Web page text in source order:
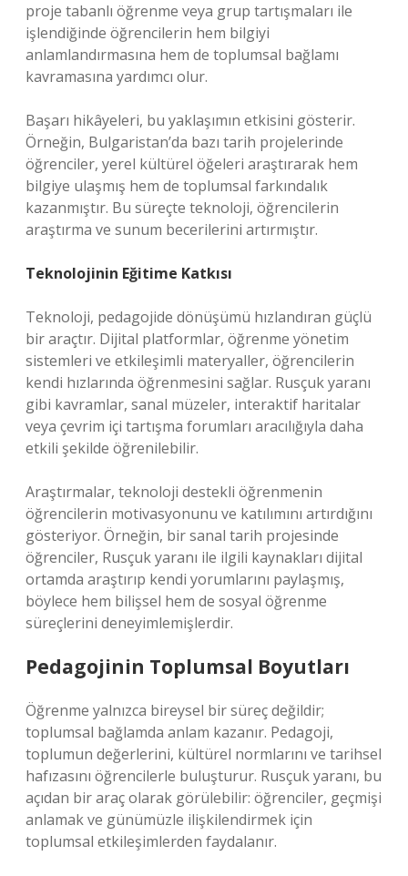
proje tabanlı öğrenme veya grup tartışmaları ile
işlendiğinde öğrencilerin hem bilgiyi
anlamlandırmasına hem de toplumsal bağlamı
kavramasına yardımcı olur.
Başarı hikâyeleri, bu yaklaşımın etkisini gösterir.
Örneğin, Bulgaristan’da bazı tarih projelerinde
öğrenciler, yerel kültürel öğeleri araştırarak hem
bilgiye ulaşmış hem de toplumsal farkındalık
kazanmıştır. Bu süreçte teknoloji, öğrencilerin
araştırma ve sunum becerilerini artırmıştır.
Teknolojinin Eğitime Katkısı
Teknoloji, pedagojide dönüşümü hızlandıran güçlü
bir araçtır. Dijital platformlar, öğrenme yönetim
sistemleri ve etkileşimli materyaller, öğrencilerin
kendi hızlarında öğrenmesini sağlar. Rusçuk yaranı
gibi kavramlar, sanal müzeler, interaktif haritalar
veya çevrim içi tartışma forumları aracılığıyla daha
etkili şekilde öğrenilebilir.
Araştırmalar, teknoloji destekli öğrenmenin
öğrencilerin motivasyonunu ve katılımını artırdığını
gösteriyor. Örneğin, bir sanal tarih projesinde
öğrenciler, Rusçuk yaranı ile ilgili kaynakları dijital
ortamda araştırıp kendi yorumlarını paylaşmış,
böylece hem bilişsel hem de sosyal öğrenme
süreçlerini deneyimlemişlerdir.
Pedagojinin Toplumsal Boyutları
Öğrenme yalnızca bireysel bir süreç değildir;
toplumsal bağlamda anlam kazanır. Pedagoji,
toplumun değerlerini, kültürel normlarını ve tarihsel
hafızasını öğrencilerle buluşturur. Rusçuk yaranı, bu
açıdan bir araç olarak görülebilir: öğrenciler, geçmişi
anlamak ve günümüzle ilişkilendirmek için
toplumsal etkileşimlerden faydalanır.